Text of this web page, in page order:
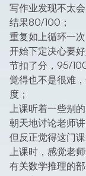
写作业发现不太
结果80/100；
重复如上循环一
开始下定决心要
节扣了分，95/
觉得也不是很难
度；
上课听着一些别
朝天地讨论老师
但反正觉得这门
上课时，感觉老
有关数学推理的